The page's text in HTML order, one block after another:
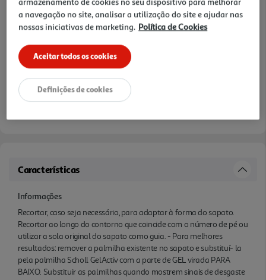
20,99 €
Características
Informações
Recortar, caso seja necessário, para adaptar à forma do sapato.
Recortar ao longo do contorno que coincide com o número de pé ou
utilizar a sola original do sapato como guia. - Para melhores
resultados: remover a palmilha existente no sapato e substituí- la
pela palmilha Scholl GelActiv com a parte de GEL virada PARA
BAIXO. Substituir as palmilhas quando mostrem sinais de desgaste
a navegação no site, analisar a utilização do site e ajudar nas
nossas iniciativas de marketing. Política de Cookies
Aceitar todos os cookies
Definições de cookies